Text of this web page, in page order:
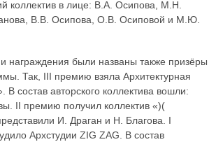
коллектив в лице: В.А. Осипова, М.Н.
В.В. Осипова, О.В. Осиповой и М.Ю.
награждения были названы также призёры
Так, III премию взяла Архитектурная
состав авторского коллектива вошли:
II премию получил коллектив «)(
И. Драган и Н. Благова. I
Архстудии ZIG ZAG. В состав